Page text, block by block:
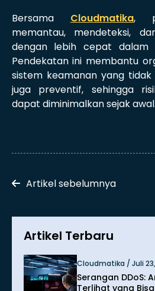
Bersama Cloudmatika,
memantau, mendeteksi,
dengan lebih cepat dalam
Pendekatan ini membantu
sistem keamanan yang
juga preventif, sehingga
dapat diminimalkan sejak awal.
Artikel sebelumnya
Artikel Terbaru
Cloudmatika / Juli
Serangan DDoS:
Terlihat yang